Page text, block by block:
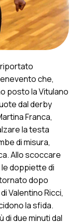
riportato
che,
posto la Vitulano
dal derby
Franca,
la testa
di misura,
Allo scoccare
le doppiette di
dopo
Valentino Ricci,
la sfida.
di due minuti dal